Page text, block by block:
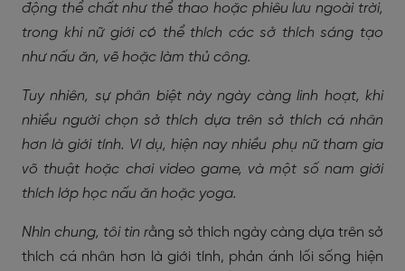
động thể chất như thể thao hoặc phiêu lưu ngoài trời,
trong khi nữ giới có thể thích các sở thích sáng tạo
như nấu ăn, vẽ hoặc làm thủ công.
Tuy nhiên, sự phân biệt này ngày càng linh hoạt, khi
nhiều người chọn sở thích dựa trên sở thích cá nhân
hơn là giới tính. Ví dụ, hiện nay nhiều phụ nữ tham gia
võ thuật hoặc chơi video game, và một số nam giới
thích lớp học nấu ăn hoặc yoga.
Nhìn chung, tôi tin rằng sở thích ngày càng dựa trên sở
thích cá nhân hơn là giới tính, phản ánh lối sống hiện